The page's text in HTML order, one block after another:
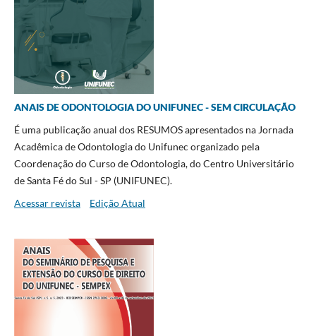
ANAIS DE ODONTOLOGIA DO UNIFUNEC - SEM CIRCULAÇÃO
É uma publicação anual dos RESUMOS apresentados na Jornada
Acadêmica de Odontologia do Unifunec organizado pela
Coordenação do Curso de Odontologia, do Centro Universitário
de Santa Fé do Sul - SP (UNIFUNEC).
Acessar revista
Edição Atual